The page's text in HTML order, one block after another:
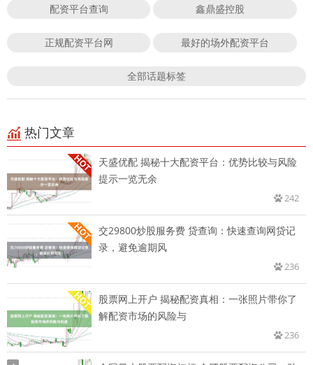
配资平台查询 鑫鼎盛控股
正规配资平台网 最好的场外配资平台
全部话题标签
热门文章
天盛优配 揭秘十大配资平台：优势比较与风险
提示一览无余
242
交29800炒股服务费 贷查询：快速查询网贷记
录，避免逾期风
236
股票网上开户 揭秘配资真相：一张照片带你了
解配资市场的风险与
236